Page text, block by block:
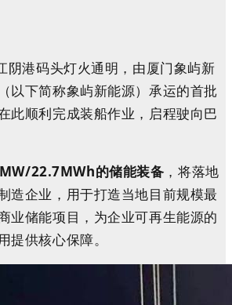
阴港码头灯火通明，由厦门象屿新
以下简称象屿新能源）承运的首批
此顺利完成装船作业，启程驶向巴
22.7MWh的储能装备 ，将落地
造企业，用于打造当地目前规模最
业储能项目，为企业可再生能源的
提供核心保障。